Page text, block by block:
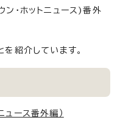
・ホットニュース)番外
紹介しています。
ュース番外編）